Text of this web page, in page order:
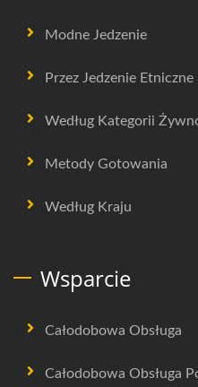
Modne Jedzenie
Przez Jedzenie Etniczne
Według Kategorii
Metody Gotowania
Według Kraju
Wsparcie
Całodobowa Obsługa
Całodobowa Obsługa